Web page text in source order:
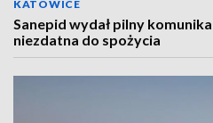
KATOWICE
Sanepid wydał pilny
niezdatna do spożycia